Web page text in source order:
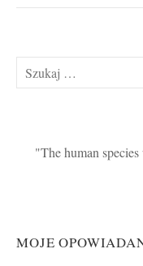
Szukaj:
The human
MOJE